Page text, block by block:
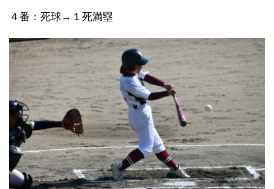
４番：死球→１死満塁